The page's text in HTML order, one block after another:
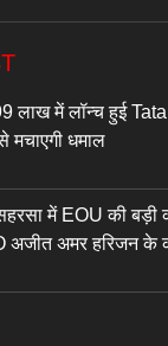
लाख में लॉन्च हुई
मचाएगी धमाल
में EOU की बड़ी
अजीत अमर हरिजन के